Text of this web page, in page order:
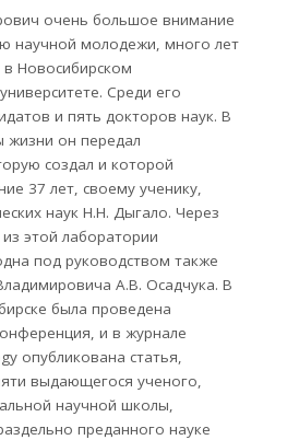
очень большое внимание
научной молодежи, много лет
в Новосибирском
Среди его
и пять докторов наук. В
жизни он передал
создал и которой
37 лет, своему ученику,
наук Н.Н. Дыгало. Через
этой лаборатории
под руководством также
А.В. Осадчука. В
была проведена
и в журнале
опубликована статья,
выдающегося ученого,
научной школы,
преданного науке